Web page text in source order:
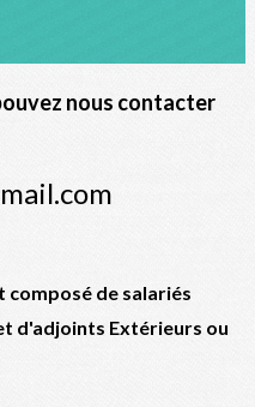
nous contacter
composé de salariés
d'adjoints Extérieurs ou